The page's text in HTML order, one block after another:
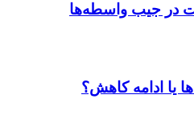
در جیب واسطه‌ها
یا ادامه کاهش؟